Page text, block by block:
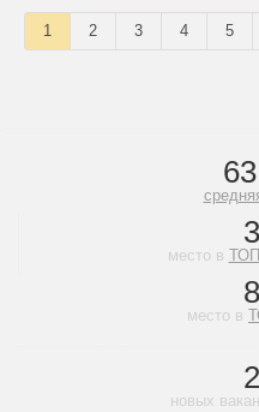
1 2 3 4 5
место в
место в
новых